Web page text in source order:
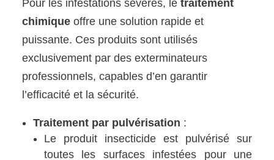
Pour les infestations sévères, letraitement
chimique offre une solution rapide et
puissante. Ces produits sont utilisés
exclusivement par des exterminateurs
professionnels, capables d’en garantir
l’efficacité et la sécurité.
Traitement par pulvérisation :
Le produit insecticide est pulvérisé sur
toutes les surfaces infestées pour une